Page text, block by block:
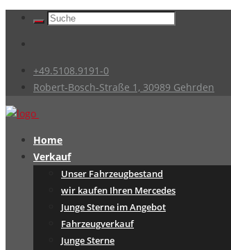
+49.5108.9191-0
Robert-Bosch-Straße 1, 30989 Gehrden
Home
Verkauf
Unser Fahrzeugbestand
wir kaufen Ihren Mercedes
Junge Sterne im Angebot
Fahrzeugverkauf
Junge Sterne